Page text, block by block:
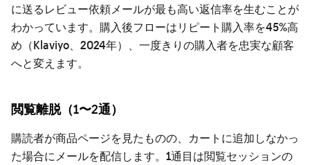
に送るレビュー依頼メールが最も高い返信率を生むことが
わかっています。購入後フローはリピート購入率を45%高
め（Klaviyo、2024年）、一度きりの購入者を忠実な顧客
へと変えます。
閲覧離脱（1〜2通）
購読者が商品ページを見たものの、カートに追加しなかっ
た場合にメールを配信します。1通目は閲覧セッションの